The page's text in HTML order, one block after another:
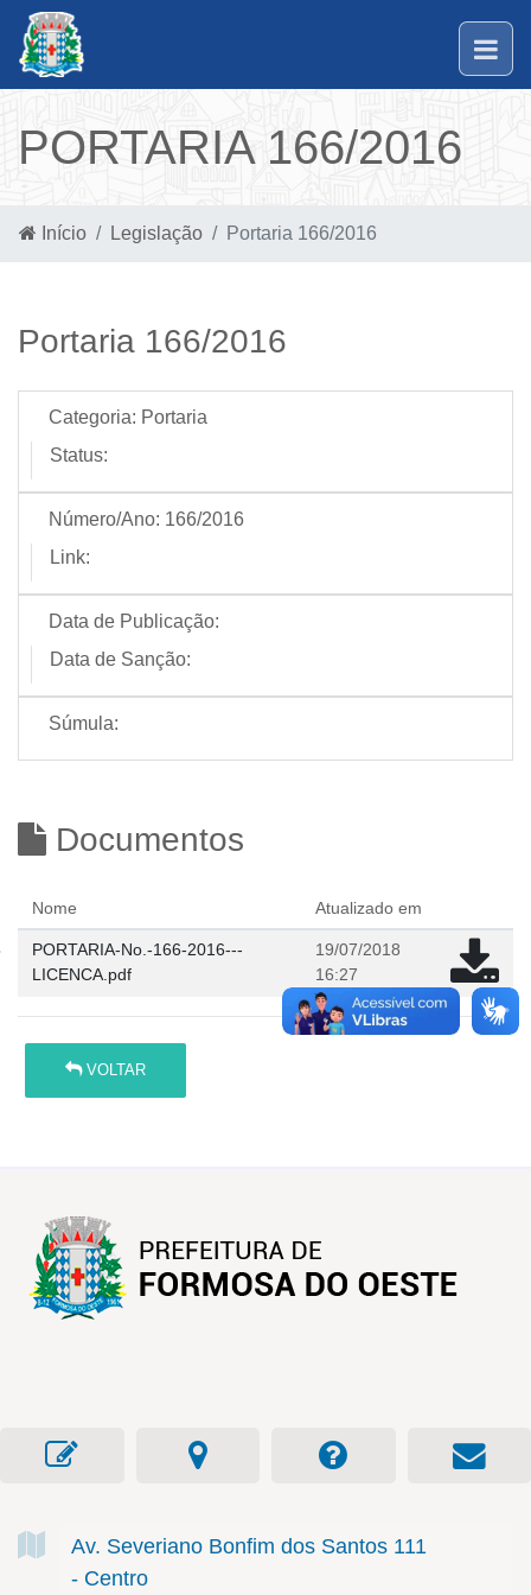
PORTARIA 166/2016
Início Legislação Portaria 166/2016
Portaria 166/2016
Categoria: Portaria
Status:
Número/Ano: 166/2016
Link:
Data de Publicação:
Data de Sanção:
Súmula:
Documentos
Nome Atualizado em
PORTARIA-No.-166-2016---
LICENCA.pdf
19/07/2018
16:27
VOLTAR
Av. Severiano Bonfim dos Santos 111
- Centro